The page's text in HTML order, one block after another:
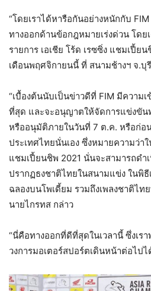
“โดยเราได้หารือกันอย่างหนักกับ
ทางออกด้านข้อกฎหมายเร่งด่วน โด
รายการ เอเชีย โร้ด เรซซิ่ง แชมเปี้ย
เดือนพฤศจิกายนนี้ ที่ สนามช้างฯ จ.บุ
“เบื้องต้นนับเป็นข่าวดีที่ FIM มีความเ
ที่สุด และจะอนุญาตให้จัดการแข่งขั
หรืออนุมัติภายในวันที่ 7 ต.ค. หรือก่อ
ประเทศไทยนั่นเอง ซึ่งหมายความว่าใ
แชมเปี้ยนชิพ 2021 นั่นจะสามารถดำ
ปรากฏธงชาติไทยในสนามแข่ง ในพิ
ฉลองบนโพเดี้ยม รวมถึงเพลงชาติไท
นายไกรทส กล่าว
“นี่คือทางออกที่ดีที่สุดในเวลานี้ ซึ่งเร
วงการมอเตอร์สปอร์ตเดินหน้าต่อไปไ